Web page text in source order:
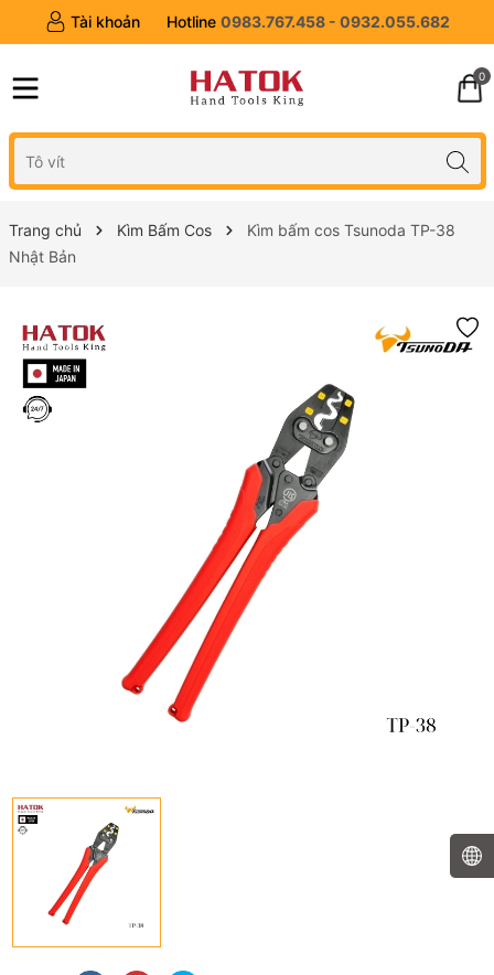
Tài khoản Hotline 0983.767.458 - 0932.055.682
0
Trang chủ Kìm Bấm Cos
Kìm bấm cos Tsunoda TP-38
Nhật Bản